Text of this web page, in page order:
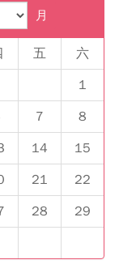
月
五
六
1
7
8
14
15
21
22
28
29